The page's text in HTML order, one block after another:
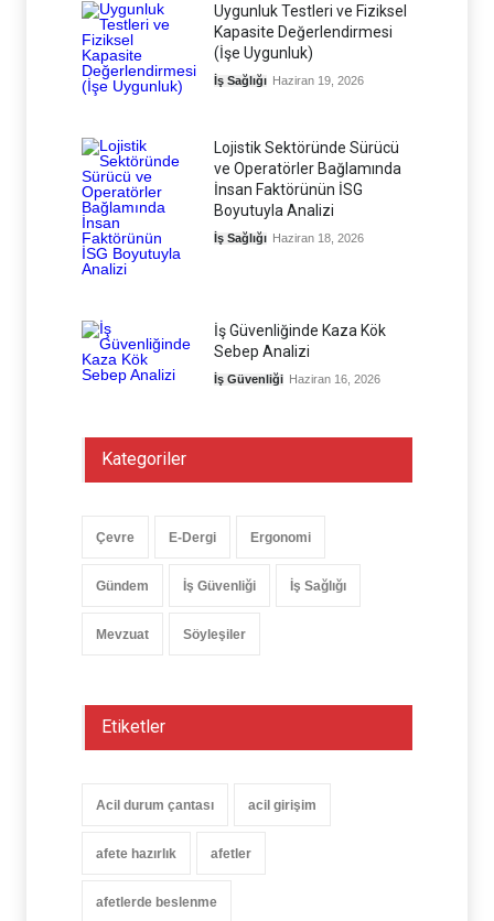
Uygunluk Testleri ve Fiziksel
Kapasite Değerlendirmesi
(İşe Uygunluk)
İş Sağlığı Haziran 19, 2026
Lojistik Sektöründe Sürücü
ve Operatörler Bağlamında
İnsan Faktörünün İSG
Boyutuyla Analizi
İş Sağlığı Haziran 18, 2026
İş Güvenliğinde Kaza Kök
Sebep Analizi
İş Güvenliği Haziran 16, 2026
Kategoriler
Çevre E-Dergi Ergonomi
Gündem İş Güvenliği İş Sağlığı
Mevzuat Söyleşiler
Etiketler
Acil durum çantası acil girişim
afete hazırlık afetler
afetlerde beslenme